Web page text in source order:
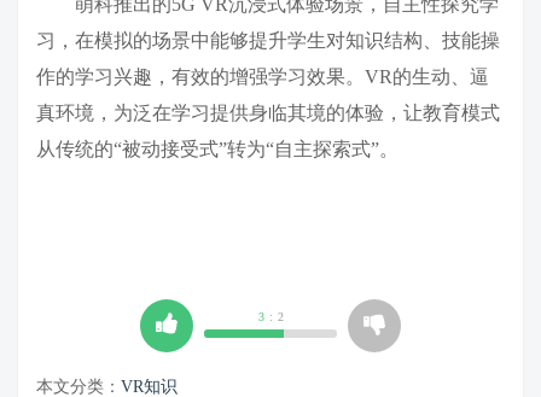
习，在模拟的场景中能够提升学生对知识结构、技能操
作的学习兴趣，有效的增强学习效果。VR的生动、逼
真环境，为泛在学习提供身临其境的体验，让教育模式
从传统的“被动接受式”转为“自主探索式”。
3 : 2
本文分类： VR知识